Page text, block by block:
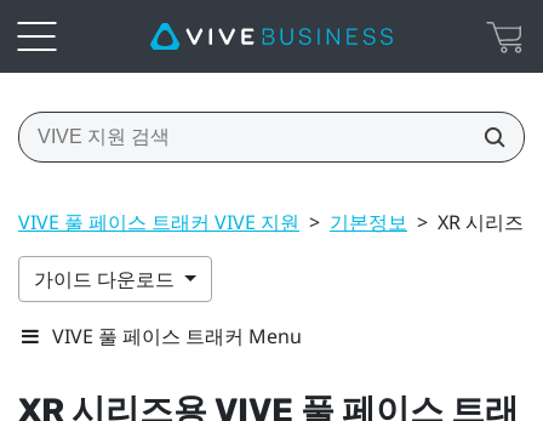
VIVE 풀 페이스 트래커 VIVE 지원 > 기본정보 > XR 시리즈
가이드 다운로드
VIVE 풀 페이스 트래커 Menu
XR 시리즈용 VIVE 풀 페이스 트래